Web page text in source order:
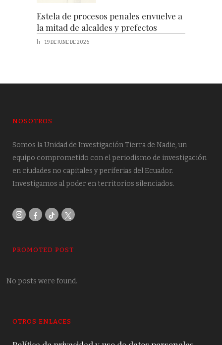
Estela de procesos penales envuelve a
la mitad de alcaldes y prefectos
19 DE JUNE DE 2026
NOSOTROS
Somos la Unidad de Investigación Tierra de Nadie, un
equipo comprometido con el periodismo de investigación
en ciudades no capitales y periferias del Ecuador.
Investigamos al poder en territorios silenciados.
PROMOTED POST
No posts were found.
OTROS ENLACES